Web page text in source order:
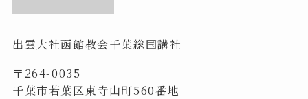
出雲大社函館教会千葉総国講社
〒264-0035
千葉市若葉区東寺山町560番地